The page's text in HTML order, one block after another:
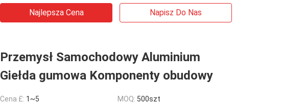
Najlepsza Cena Napisz Do Nas
Przemysł Samochodowy Aluminium
Giełda gumowa Komponenty obudowy
Cena £: 1~5 MOQ: 500szt